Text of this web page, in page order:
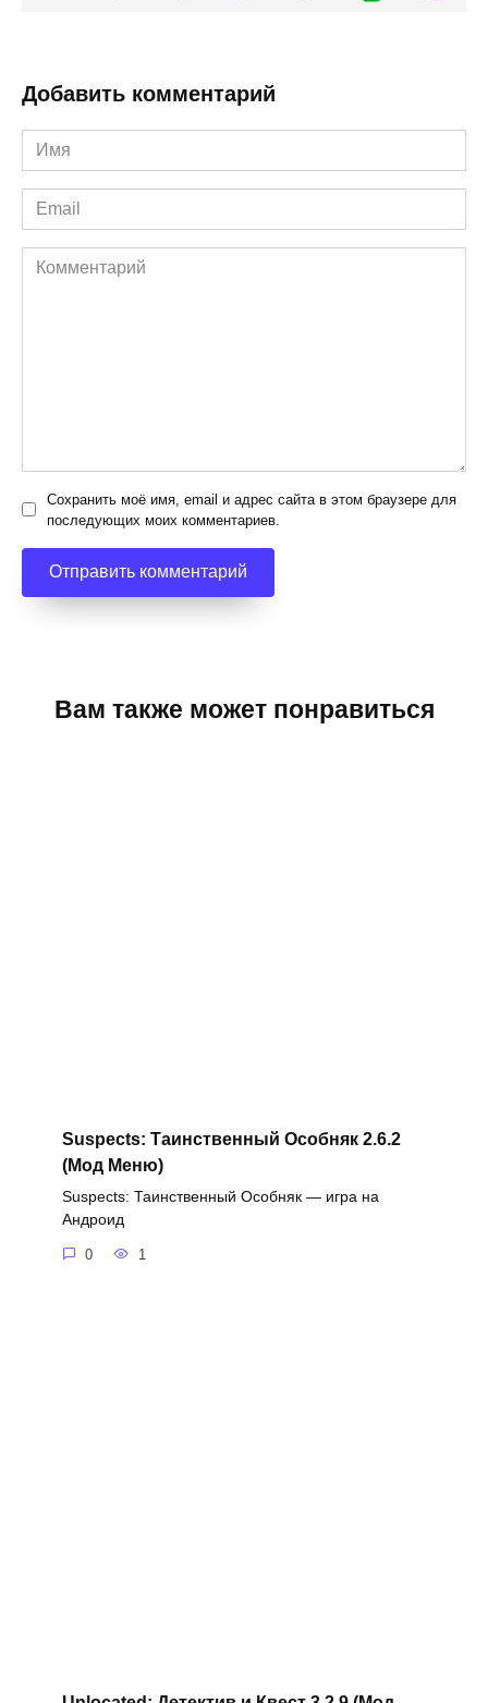
Добавить комментарий
Имя
*
Email
*
Комментарий
Сохранить моё имя, email и адрес сайта в этом браузере для
последующих моих комментариев.
Вам также может понравиться
Suspects: Таинственный Особняк 2.6.2
(Мод Меню)
Suspects: Таинственный Особняк — игра на
Андроид
0 1